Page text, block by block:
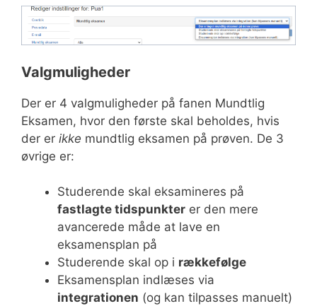
Valgmuligheder
Der er 4 valgmuligheder på fanen Mundtlig
Eksamen, hvor den første skal beholdes, hvis
der er ikke mundtlig eksamen på prøven. De 3
øvrige er:
Studerende skal eksamineres på
fastlagte tidspunkter er den mere
avancerede måde at lave en
eksamensplan på
Studerende skal op i rækkefølge
Eksamensplan indlæses via
integrationen (og kan tilpasses manuelt)